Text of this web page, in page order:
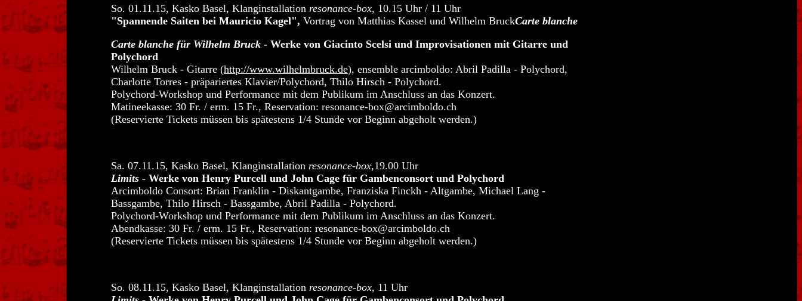
So. 01.11.15, Kasko Basel, Klanginstallation resonance-box, 10.15 Uhr / 11 Uhr
"Spannende Saiten bei Mauricio Kagel", Vortrag von Matthias Kassel und Wilhelm BruckCarte blanche
Carte blanche für Wilhelm Bruck - Werke von Giacinto Scelsi und Improvisationen mit Gitarre und
Polychord
Wilhelm Bruck - Gitarre (http://www.wilhelmbruck.de), ensemble arcimboldo: Abril Padilla - Polychord,
Charlotte Torres - präpariertes Klavier/Polychord, Thilo Hirsch - Polychord.
Polychord-Workshop und Performance mit dem Publikum im Anschluss an das Konzert.
Matineekasse: 30 Fr. / erm. 15 Fr., Reservation: resonance-box@arcimboldo.ch
(Reservierte Tickets müssen bis spätestens 1/4 Stunde vor Beginn abgeholt werden.)
Sa. 07.11.15, Kasko Basel, Klanginstallation resonance-box,19.00 Uhr
Limits - Werke von Henry Purcell und John Cage für Gambenconsort und Polychord
Arcimboldo Consort: Brian Franklin - Diskantgambe, Franziska Finckh - Altgambe, Michael Lang -
Bassgambe, Thilo Hirsch - Bassgambe, Abril Padilla - Polychord.
Polychord-Workshop und Performance mit dem Publikum im Anschluss an das Konzert.
Abendkasse: 30 Fr. / erm. 15 Fr., Reservation: resonance-box@arcimboldo.ch
(Reservierte Tickets müssen bis spätestens 1/4 Stunde vor Beginn abgeholt werden.)
So. 08.11.15, Kasko Basel, Klanginstallation resonance-box, 11 Uhr